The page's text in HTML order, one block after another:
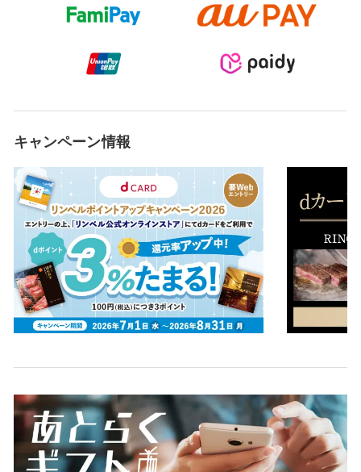
キャンペーン情報